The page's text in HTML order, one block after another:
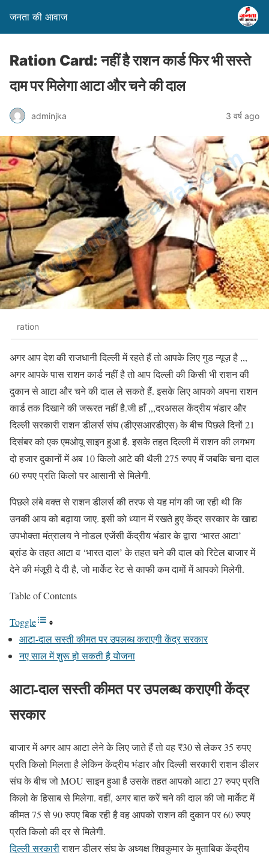
जनता की आवाज
Ration Card: नहीं है राशन कार्ड फिर भी सस्ते
दाम पर मिलेगा आटा और चने की दाल
adminjka 3 वर्ष ago
ration
अगर आप देश की राजधानी दिल्ली में रहते हैं तो आपके लिए गुड न्यूज़ है ,,,
अगर आपके पास राशन कार्ड नहीं है तो आप दिल्ली की किसी भी राशन की
दुकान से आटा और चने की दाल ले सकते हैं. इसके लिए आपको अपना राशन
कार्ड तक दिखाने की जरूरत नहीं है.जी हाँ ,,,दरअसल केंद्रीय भंडार और
दिल्ली सरकारी राशन डीलर्स संघ (डीएसआरडीएस) के बीच पिछले दिनों 21
दिसंबर को एक एमओयू साइन हुआ है. इसके तहत दिल्ली में राशन की लगभग
दो हजार दुकानों में अब 10 किलो आटे की थैली 275 रुपए में जबकि चना दाल
60 रुपए प्रति किलो पर आसानी से मिलेगी.
पिछले लंबे वक्त से राशन डीलर्स की तरफ से यह मांग की जा रही थी कि
उनकी आय को बढ़ाया जाए. इसी को ध्यान में रखते हुए केंद्र सरकार के खाद्य
उपभोक्ता मंत्रालय ने नोडल एजेंसी केंद्रीय भंडार के द्वारा ‘भारत आटा’
ब्रांड के तहत आटा व ‘भारत दाल’ के तहत चने की दाल को रिटेल बाजार में
देने की मंजूरी दे दी है, जो मार्केट रेट से काफी कम दामों में आपको मिलेगी.
Table of Contents
Toggle
आटा-दाल सस्ती कीमत पर उपलब्ध कराएगी केंद्र सरकार
नए साल में शुरू हो सकती है योजना
आटा-दाल सस्ती कीमत पर उपलब्ध कराएगी केंद्र
सरकार
बाजार में अगर आप आटा लेने के लिए जाते हैं तो वह ₹30 से लेकर 35 रुपए
प्रति किलो मिलता है लेकिन केंद्रीय भंडार और दिल्ली सरकारी राशन डीलर
संघ के बीच जो MOU साइन हुआ है उसके तहत आपको आटा 27 रुपए प्रति
किलो के हिसाब से मिलेगा. वहीं, अगर बात करें चने की दाल की जो मार्केट में
कीमत 75 से 90 रुपए बिक रही है वह आपको राशन की दुकान पर 60 रुपए
प्रति किलो की दर से मिलेगी.
दिल्ली सरकारीराशन डीलर संघ के अध्यक्ष शिवकुमार के मुताबिक केंद्रीय